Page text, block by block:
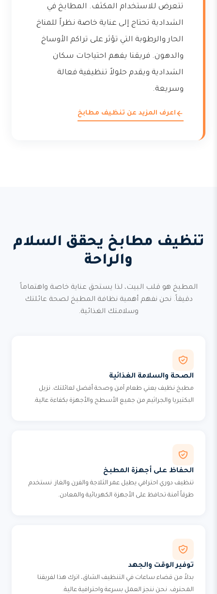
تتعرض للاستخدام المكثف. المطابخ في
الشدادية تحتاج إلى عناية خاصة نظراً للمناخ
الحار والرطوبة التي تؤثر على تراكم الأوساخ
والدهون. فريقنا يفهم احتياجات سكان
الشدادية ويقدم حلولاً تنظيفية فعالة
وسريعة.
اعرف المزيد عن تنظيف مطابخ
تنظيف مطابخ يحقق السلام
والراحة
المطبخ هو قلب البيت، لذا يستحق عناية خاصة واهتماماً
دقيقاً. نحن نفهم أهمية نظافة المطبخ لصحة عائلتك
وسلامتك الغذائية.
الصحة والسلامة الغذائية
مطبخ نظيف يعني طعام آمن وصحة أفضل لعائلتك. نزيل
البكتيريا والجراثيم من جميع الأسطح والأجهزة بكفاءة عالية.
الحفاظ على أجهزة المطبخ
تنظيف دوري احترافي يطيل عمر الثلاجة والفرن والغاز. نستخدم
طرقاً آمنة تحافظ على الأجهزة الكهربائية والمعادن.
توفير الوقت والجهد
بدلاً من قضاء ساعات في التنظيف الشاق، اترك هذا لفريقنا
المحترف. نحن ننجز العمل بسرعة واحترافية عالية.